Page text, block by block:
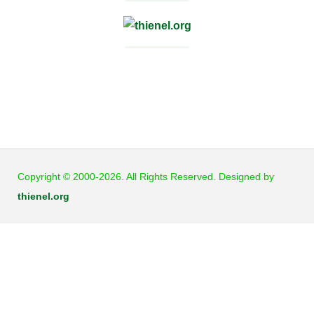
Copyright © 2000-2026. All Rights Reserved. Designed by
thienel.org